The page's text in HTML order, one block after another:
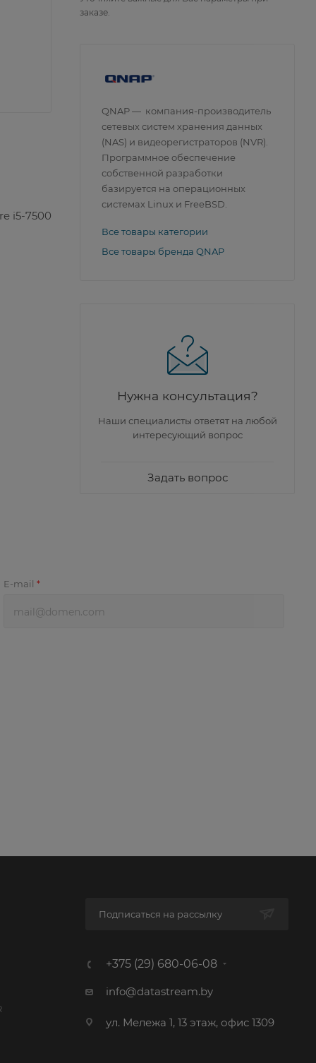
i5-7500
заказе.
QNAP — компания-производитель
сетевых систем хранения данных
(NAS) и видеорегистраторов (NVR).
Программное обеспечение
собственной разработки
базируется на операционных
системах Linux и FreeBSD.
Все товары категории
Все товары бренда QNAP
Нужна консультация?
Наши специалисты ответят на любой
интересующий вопрос
Задать вопрос
E-mail *
Подписаться на рассылку
+375 (29) 680-06-08
info@datastream.by
ул. Мележа 1, 13 этаж, офис 1309